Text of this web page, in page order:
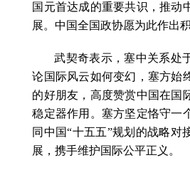
国元首达成的重要共识，推动
展。中国全国政协愿为此作出
武契奇表示，塞中关系处
论国际风云如何变幻，塞方始
的好朋友，高度赞赏中国在国
稳定器作用。塞方坚定恪守一
同中国“十五五”规划的战略对
展，携手维护国际公平正义。